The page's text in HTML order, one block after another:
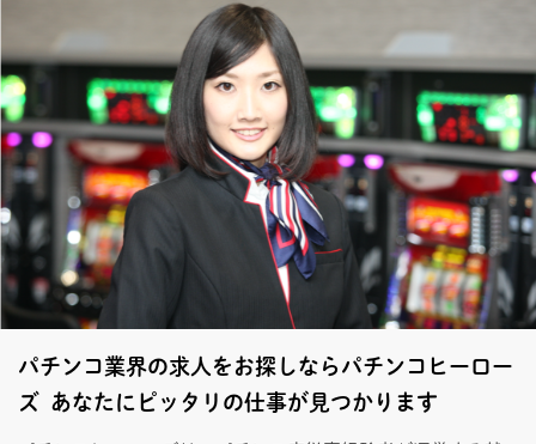
パチンコ業界の求人をお探しならパチンコヒーロー
ズ あなたにピッタリの仕事が見つかります